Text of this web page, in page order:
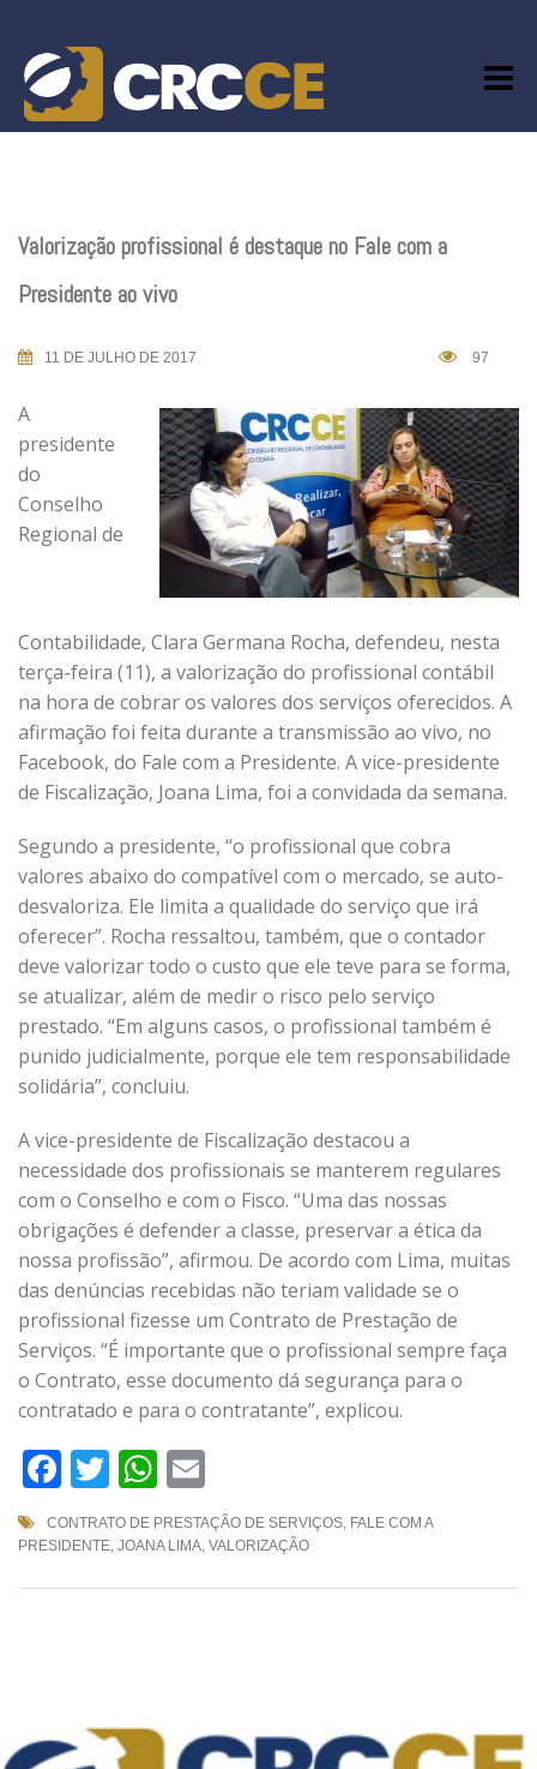
content
Valorização profissional é destaque no Fale com a
Presidente ao vivo
11 DE JULHO DE 2017 97
A
presidente
do
Conselho
Regional de
Contabilidade, Clara Germana Rocha, defendeu, nesta
terça-feira (11), a valorização do profissional contábil
na hora de cobrar os valores dos serviços oferecidos. A
afirmação foi feita durante a transmissão ao vivo, no
Facebook, do Fale com a Presidente. A vice-presidente
de Fiscalização, Joana Lima, foi a convidada da semana.
Segundo a presidente, “o profissional que cobra
valores abaixo do compatível com o mercado, se auto-
desvaloriza. Ele limita a qualidade do serviço que irá
oferecer”. Rocha ressaltou, também, que o contador
deve valorizar todo o custo que ele teve para se forma,
se atualizar, além de medir o risco pelo serviço
prestado. “Em alguns casos, o profissional também é
punido judicialmente, porque ele tem responsabilidade
solidária”, concluiu.
A vice-presidente de Fiscalização destacou a
necessidade dos profissionais se manterem regulares
com o Conselho e com o Fisco. “Uma das nossas
obrigações é defender a classe, preservar a ética da
nossa profissão”, afirmou. De acordo com Lima, muitas
das denúncias recebidas não teriam validade se o
profissional fizesse um Contrato de Prestação de
Serviços. “É importante que o profissional sempre faça
o Contrato, esse documento dá segurança para o
contratado e para o contratante”, explicou.
Facebook
TwitterWhatsApp
CONTRATO DE PRESTAÇÃO DE SERVIÇOS, FALE COM A
PRESIDENTE, JOANA LIMA, VALORIZAÇÃO